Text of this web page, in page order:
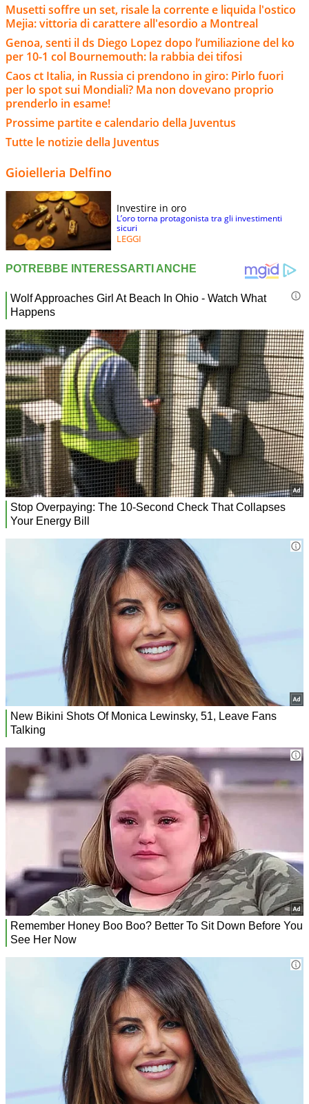
Musetti soffre un set, risale la corrente e liquida l'ostico
Mejia: vittoria di carattere all'esordio a Montreal
Genoa, senti il ds Diego Lopez dopo l’umiliazione del ko
per 10-1 col Bournemouth: la rabbia dei tifosi
Caos ct Italia, in Russia ci prendono in giro: Pirlo fuori
per lo spot sui Mondiali? Ma non dovevano proprio
prenderlo in esame!
Prossime partite e calendario della Juventus
Tutte le notizie della Juventus
Gioielleria Delfino
Investire in oro
L’oro torna protagonista tra gli investimenti
sicuri
LEGGI